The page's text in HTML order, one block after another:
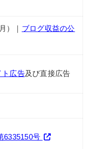
）｜ ブログ収益の公
ト広告及び直接広告
6335150号